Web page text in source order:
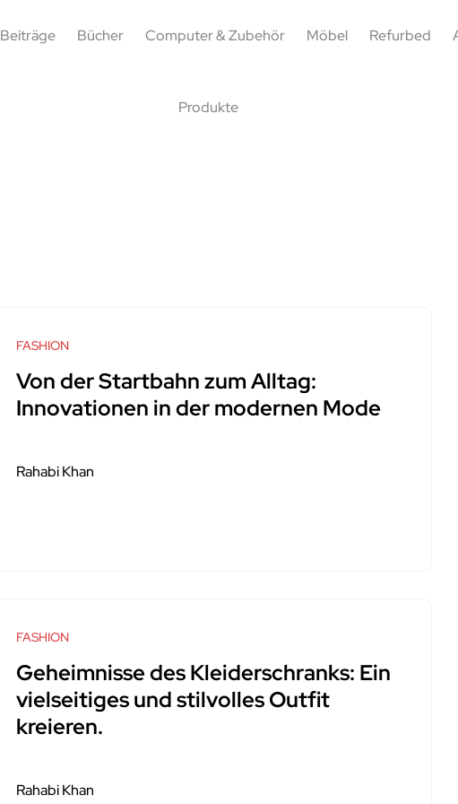
Beiträge Bücher Computer & Zubehör Möbel Refurbed
Produkte
FASHION
Von der Startbahn zum Alltag:
Innovationen in der modernen Mode
Rahabi Khan
FASHION
Geheimnisse des Kleiderschranks: Ein
vielseitiges und stilvolles Outfit
kreieren.
Rahabi Khan